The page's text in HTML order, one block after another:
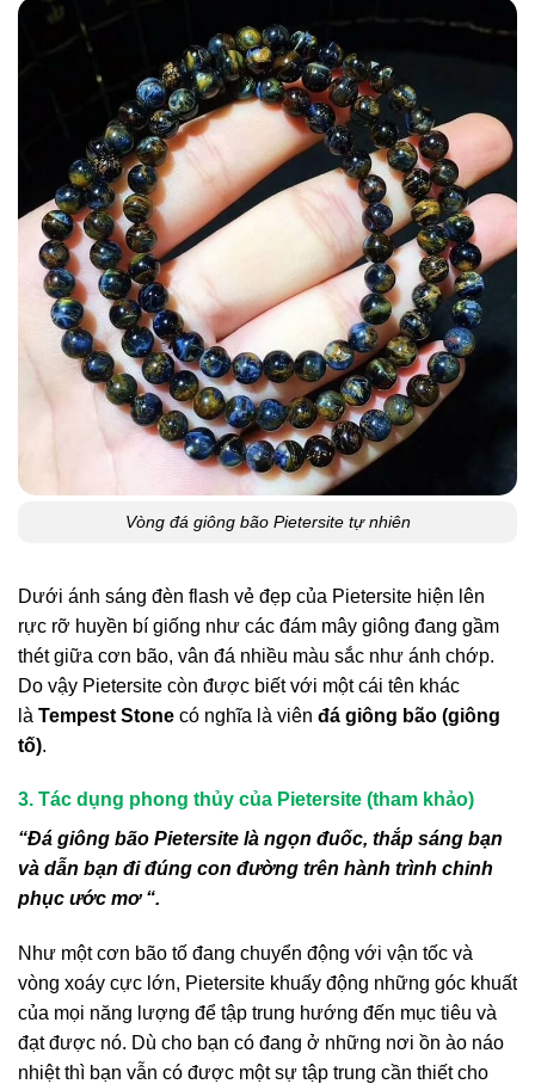
Vòng đá giông bão Pietersite tự nhiên
Dưới ánh sáng đèn flash vẻ đẹp của Pietersite hiện lên
rực rỡ huyền bí giống như các đám mây giông đang gầm
thét giữa cơn bão, vân đá nhiều màu sắc như ánh chớp.
Do vậy Pietersite còn được biết với một cái tên khác
là Tempest Stone có nghĩa là viên đá giông bão (giông
tố).
3. Tác dụng phong thủy của Pietersite (tham khảo)
“Đá giông bão Pietersite là ngọn đuốc, thắp sáng bạn
và dẫn bạn đi đúng con đường trên hành trình chinh
phục ước mơ “.
Như một cơn bão tố đang chuyển động với vận tốc và
vòng xoáy cực lớn, Pietersite khuấy động những góc khuất
của mọi năng lượng để tập trung hướng đến mục tiêu và
đạt được nó. Dù cho bạn có đang ở những nơi ồn ào náo
nhiệt thì bạn vẫn có được một sự tập trung cần thiết cho